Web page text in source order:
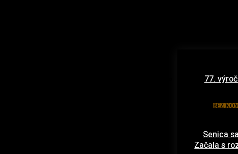
77.
BEZ
Senica
Začala s